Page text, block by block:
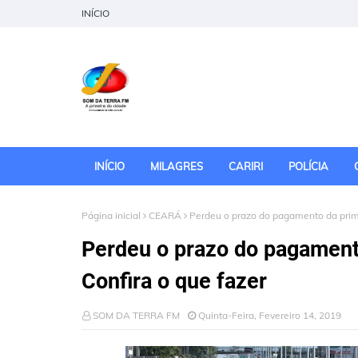
INÍCIO
INÍCIO MILAGRES CARIRI POLÍCIA
Página inicial CEARÁ Perdeu o prazo do pagamento da
Perdeu o prazo do
Confira o que fazer
SOM DA TERRA FM Quinta-Feira, Fevereiro 14, 2019